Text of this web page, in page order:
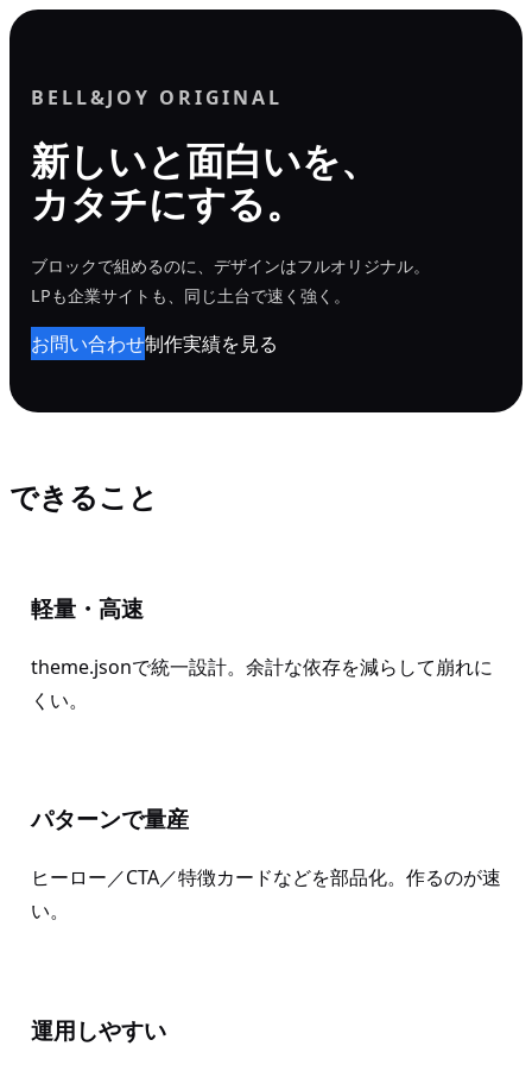
内
BELL&JOY ORIGINAL
新しいと面白いを、
カタチにする。
ブロックで組めるのに、デザインはフルオリジナル。
LPも企業サイトも、同じ土台で速く強く。
お問い合わせ制作実績を見る
できること
軽量・高速
theme.jsonで統一設計。余計な依存を減らして崩れに
くい。
パターンで量産
ヒーロー／CTA／特徴カードなどを部品化。作るのが速
い。
運用しやすい